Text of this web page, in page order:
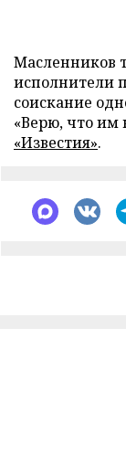
Масленников
исполнители
соискание
«Верю, что им
«Известия».